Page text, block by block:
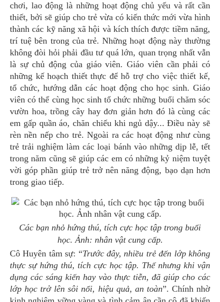
chơi, lao động là những hoạt động chủ yếu và rất cần
thiết, bởi sẽ giúp cho trẻ vừa có kiến thức mới vừa hình
thành các kỹ năng xã hội và kích thích được tiềm năng,
trí tuệ bên trong của trẻ. Những hoạt động này thường
không đòi hỏi phải đầu tư quá lớn, quan trọng nhất vẫn
là sự chủ động của giáo viên. Giáo viên cần phải có
những kế hoạch thiết thực để hỗ trợ cho việc thiết kế,
tổ chức, hướng dẫn các hoạt động cho học sinh. Giáo
viên có thể cùng học sinh tổ chức những buổi chăm sóc
vườn hoa, trồng cây hay đơn giản hơn đó là cùng các
em gấp quần áo, chăn chiếu khi ngủ dậy... Điều này sẽ
rèn nền nếp cho trẻ. Ngoài ra các hoạt động như cùng
trẻ trải nghiệm làm các loại bánh vào những dịp lễ, tết
trong năm cũng sẽ giúp các em có những kỷ niệm tuyệt
vời góp phần giúp trẻ trở nên năng động, bạo dạn hơn
trong giao tiếp.
Các bạn nhỏ hứng thú, tích cực học tập trong buổi
học. Ảnh: nhân vật cung cấp.
Cô Huyên tâm sự: “Trước đây, nhiều trẻ đến lớp không
thực sự hứng thú, tích cực học tập. Thế nhưng khi vận
dụng các sáng kiến hay vào thực tiễn, đã giúp cho các
lớp học trở lên sôi nổi, hiệu quả, an toàn”. Chính nhờ